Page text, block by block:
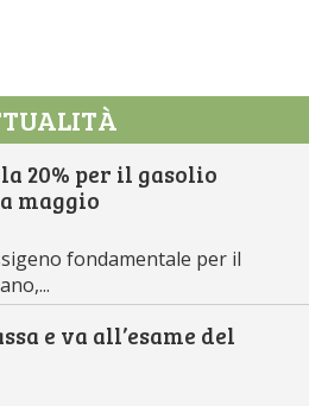
20% per il gasolio
maggio
fondamentale per il
e va all’esame del